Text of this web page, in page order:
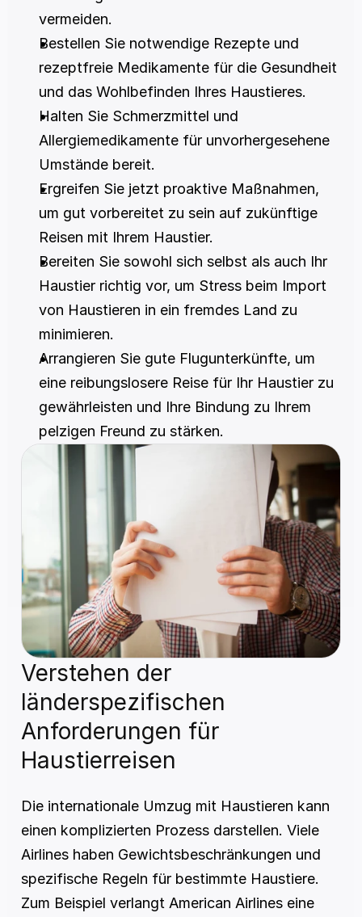
vermeiden.
Bestellen Sie notwendige Rezepte und
rezeptfreie Medikamente für die Gesundheit
und das Wohlbefinden Ihres Haustieres.
Halten Sie Schmerzmittel und
Allergiemedikamente für unvorhergesehene
Umstände bereit.
Ergreifen Sie jetzt proaktive Maßnahmen,
um gut vorbereitet zu sein auf zukünftige
Reisen mit Ihrem Haustier.
Bereiten Sie sowohl sich selbst als auch Ihr
Haustier richtig vor, um Stress beim Import
von Haustieren in ein fremdes Land zu
minimieren.
Arrangieren Sie gute Flugunterkünfte, um
eine reibungslosere Reise für Ihr Haustier zu
gewährleisten und Ihre Bindung zu Ihrem
pelzigen Freund zu stärken.
Verstehen der
länderspezifischen
Anforderungen für
Haustierreisen
Die internationale Umzug mit Haustieren kann
einen komplizierten Prozess darstellen. Viele
Airlines haben Gewichtsbeschränkungen und
spezifische Regeln für bestimmte Haustiere.
Zum Beispiel verlangt American Airlines eine